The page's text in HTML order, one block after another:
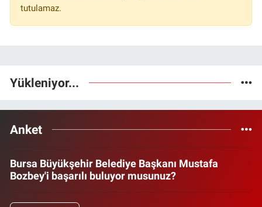
tutulamaz.
Yükleniyor...
Anket
Bursa Büyükşehir Belediye Başkanı Mustafa
Bozbey'i başarılı buluyor musunuz?